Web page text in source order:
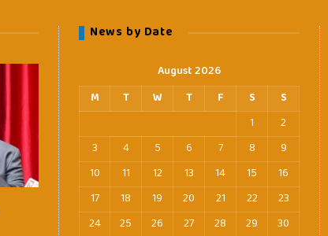
News by Date
August 2026
M
T W T F S
S
1
2
3
4 5 6 7 8
9
10
11 12 13 14 15
16
17
18 19 20 21 22
23
24
25 26 27 28 29
30